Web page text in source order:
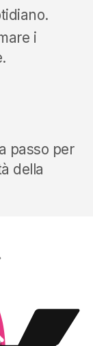
i
passo per
della